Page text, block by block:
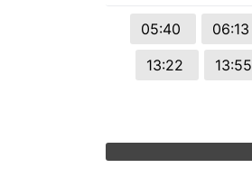
05:40 06:13
13:22
13:55